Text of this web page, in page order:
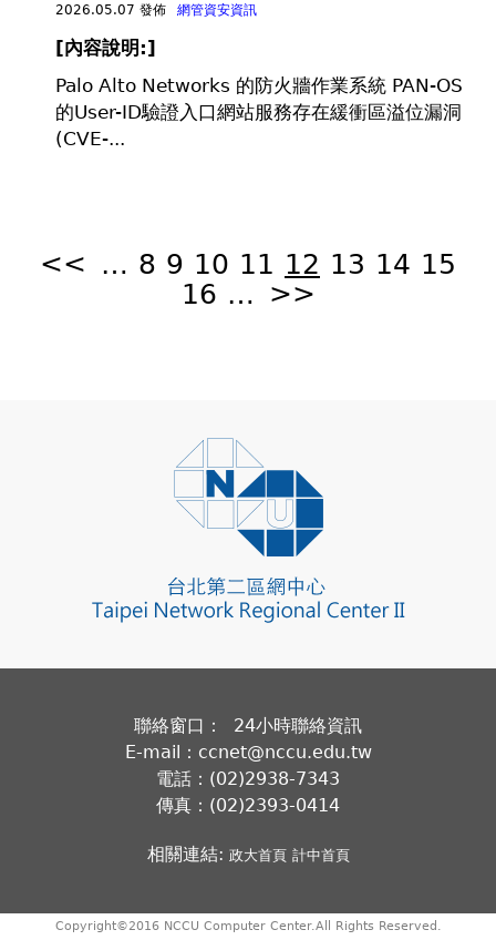
2026.05.07 發佈 網管資安資訊
[內容說明:]
Palo Alto Networks 的防火牆作業系統 PAN-OS
的User-ID驗證入口網站服務存在緩衝區溢位漏洞
(CVE-...
<< … 8 9 10 11 12 13 14 15
16 … >>
聯絡窗口： 24小時聯絡資訊
E-mail：ccnet@nccu.edu.tw
電話：(02)2938-7343
傳真：(02)2393-0414
相關連結: 政大首頁 計中首頁
Copyright©2016 NCCU Computer Center.All Rights Reserved.